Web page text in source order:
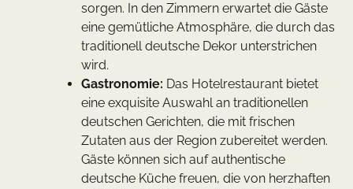
sorgen. In den Zimmern erwartet die Gäste
eine gemütliche Atmosphäre, die durch das
traditionell deutsche Dekor unterstrichen
wird.
Gastronomie: Das Hotelrestaurant bietet
eine exquisite Auswahl an traditionellen
deutschen Gerichten, die mit frischen
Zutaten aus der Region zubereitet werden.
Gäste können sich auf authentische
deutsche Küche freuen, die von herzhaften